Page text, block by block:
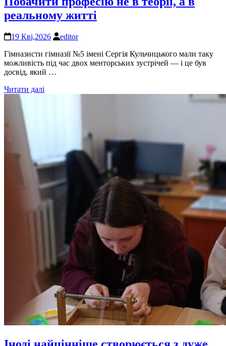
реальному житті
19 Кві,2026
editor
Гімназисти гімназії №5 імені Сергія Кульчицького мали таку
можливість під час двох менторських зустрічей — і це був
досвід, який …
Читати далі